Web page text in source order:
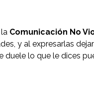
Comunicación No
y al expresarlas
lo que le dices